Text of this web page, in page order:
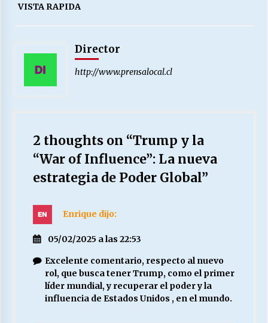
VISTA RAPIDA
Director
http://www.prensalocal.cl
2 thoughts on “Trump y la
“War of Influence”: La nueva
estrategia de Poder Global”
Enrique dijo:
05/02/2025 a las 22:53
Excelente comentario, respecto al nuevo
rol, que busca tener Trump, como el primer
líder mundial, y recuperar el poder y la
influencia de Estados Unidos , en el mundo.